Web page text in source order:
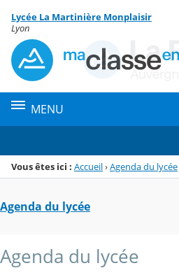
Menu de la rubrique
Contenu
Lycée La Martinière Monplaisir
Lyon
MENU
Vous êtes ici : Accueil›Agenda du lycée
Agenda du lycée
Agenda du lycée